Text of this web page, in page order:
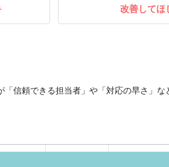
改善してほ
信頼できる担当者」や「対応の早さ」な